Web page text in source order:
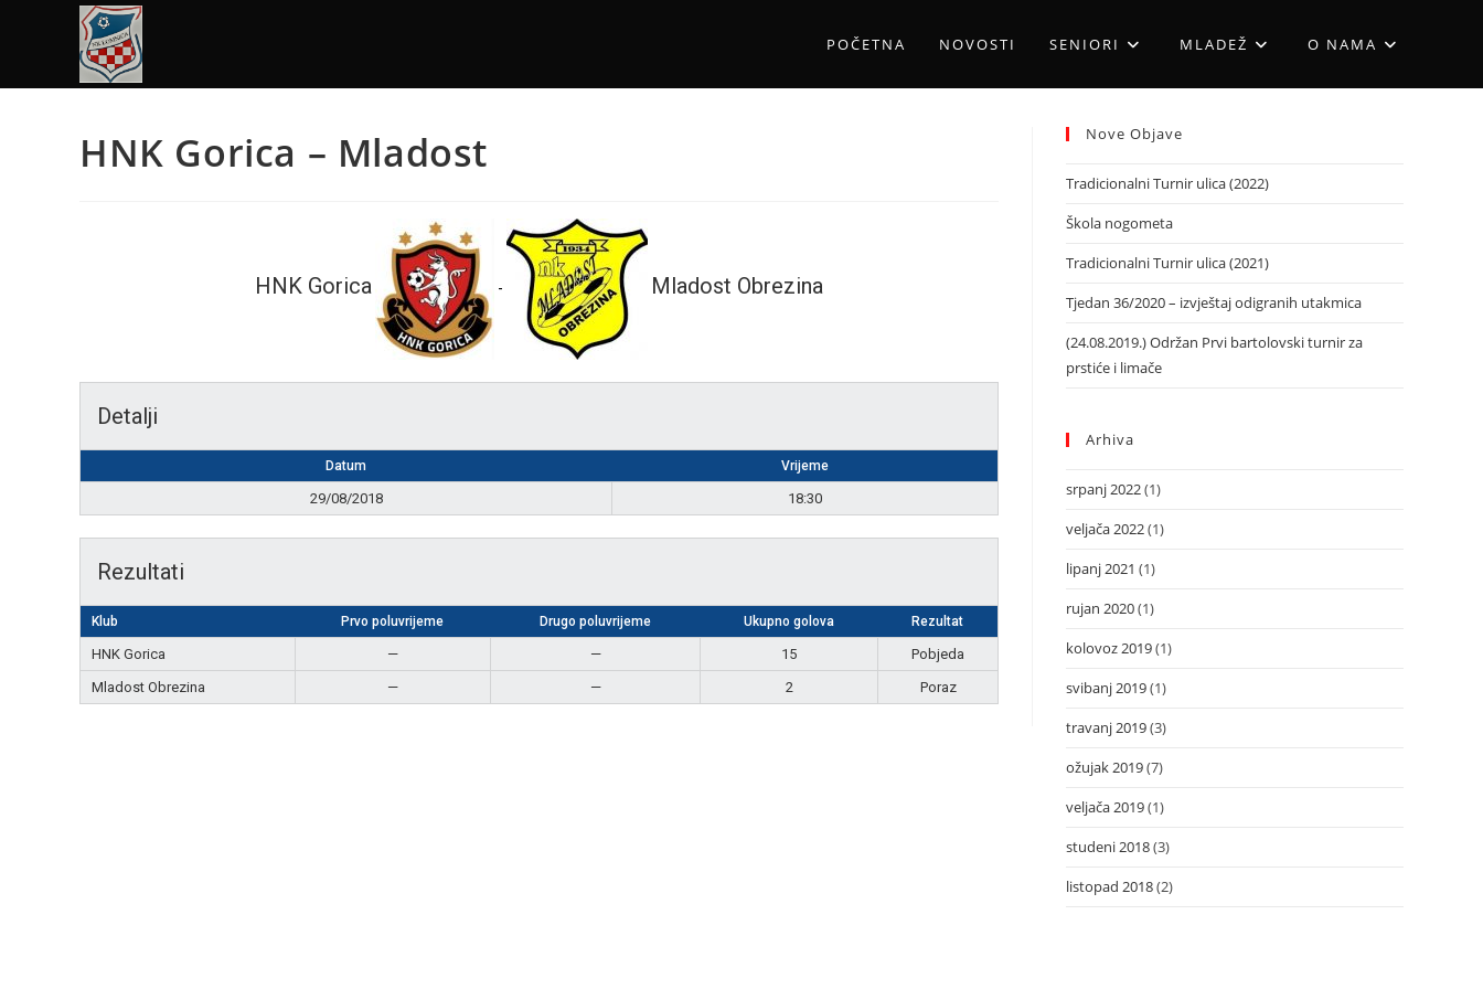
POČETNA NOVOSTI SENIORI MLADEŽ O NAMA
HNK Gorica – Mladost
HNK Gorica - Mladost Obrezina
Detalji
Datum Vrijeme
29/08/2018 18:30
Rezultati
Klub Prvo poluvrijeme Drugo poluvrijeme Ukupno golova Rezultat
HNK Gorica — — 15
Pobjeda
Mladost Obrezina
— — 2 Poraz
Nove Objave
Tradicionalni Turnir ulica (2022)
Škola nogometa
Tradicionalni Turnir ulica (2021)
Tjedan 36/2020 – izvještaj odigranih utakmica
(24.08.2019.) Održan Prvi bartolovski turnir za
prstiće i limače
Arhiva
srpanj 2022(1)
veljača 2022(1)
lipanj 2021 (1)
rujan 2020(1)
kolovoz 2019(1)
svibanj 2019(1)
travanj 2019(3)
ožujak 2019(7)
veljača 2019(1)
studeni 2018(3)
listopad 2018(2)